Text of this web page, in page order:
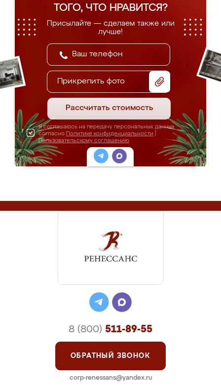
ТОГО, ЧТО НРАВИТСЯ?
Присылайте — сделаем также или
лучше!
Прикрепить фото
Рассчитать стоимость
Я соглашаюсь на передачу персональных данных
согласно Политике конфиденциальности
Пользовательскому соглашению
8 (800) 511-89-55
ОБРАТНЫЙ ЗВОНОК
corp-renessans@yandex.ru